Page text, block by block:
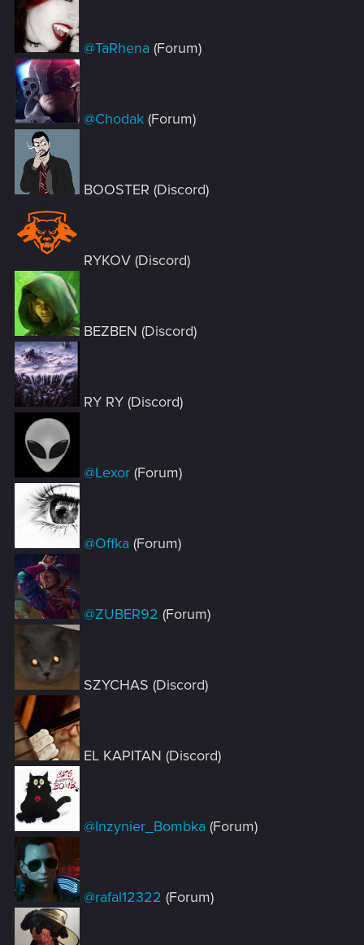
@TaRhena (Forum)
@Chodak (Forum)
BOOSTER (Discord)
RYKOV (Discord)
BEZBEN (Discord)
RY RY (Discord)
@Lexor (Forum)
@Offka (Forum)
@ZUBER92 (Forum)
SZYCHAS (Discord)
EL KAPITAN (Discord)
@Inzynier_Bombka (Forum)
@rafal12322 (Forum)